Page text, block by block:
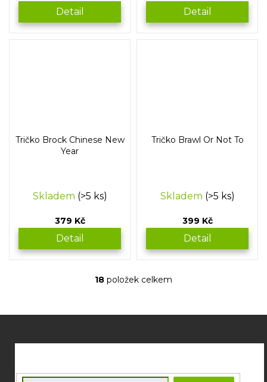
Detail Detail
Tričko Brock Chinese New
Year
Skladem (>5 ks)
379 Kč
Detail
Tričko Brawl Or Not To
Skladem (>5 ks)
399 Kč
Detail
O
á
a
p
18 položek celkem